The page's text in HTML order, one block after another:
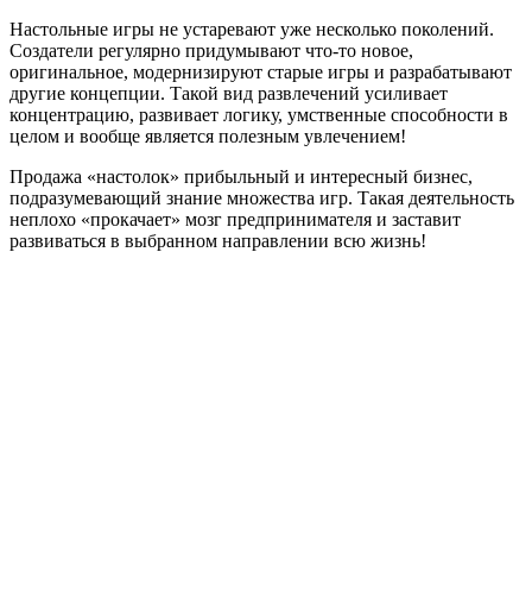
Настольные игры не устаревают уже несколько поколений.
Создатели регулярно придумывают что-то новое,
оригинальное, модернизируют старые игры и разрабатывают
другие концепции. Такой вид развлечений усиливает
концентрацию, развивает логику, умственные способности в
целом и вообще является полезным увлечением!
Продажа «настолок» прибыльный и интересный бизнес,
подразумевающий знание множества игр. Такая деятельность
неплохо «прокачает» мозг предпринимателя и заставит
развиваться в выбранном направлении всю жизнь!